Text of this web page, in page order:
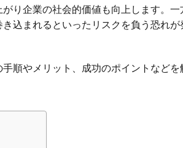
り企業の社会的価値も向上します。一
込まれるといったリスクを負う恐れが
順やメリット、成功のポイントなどを